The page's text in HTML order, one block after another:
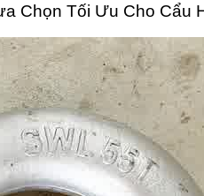
Chọn Tối Ưu Cho Cẩu